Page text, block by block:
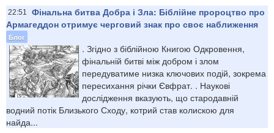
22:51
Фінальна битва Добра і Зла: Біблійне пророцтво про
Армагеддон отримує черговий знак про своє наближення
Блог
​. Згідно з біблійною Книгою Одкровення,
фінальній битві між добром і злом
передуватиме низка ключових подій, зокрема
пересихання річки Євфрат. . Наукові
дослідження вказують, що стародавній
водний потік Близького Сходу, котрий став колискою для
найда...